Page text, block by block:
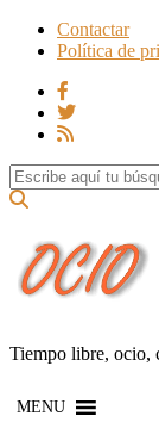
Contactar
Política de
Search for:
Tiempo libre, ocio,
MENU